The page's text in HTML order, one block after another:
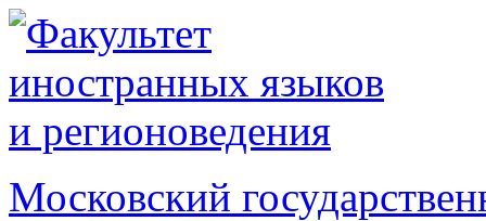
Московский